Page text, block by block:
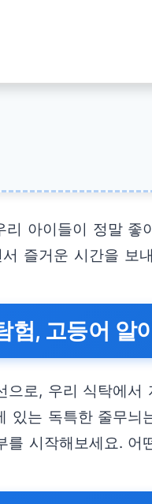
리 아이들이 정말
즐거운 시간을 보
험, 고등어 알
으로, 우리 식탁에
있는 독특한 줄무
를 시작해보세요.